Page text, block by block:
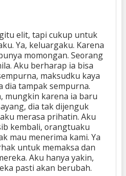
elit, tapi cukup untuk
Ya, keluargaku. Karena
momongan. Seorang
Aku berharap ia bisa
maksudku kaya
dia tampak sempurna.
mungkin karena ia baru
dia tak dijenguk
merasa prihatin. Aku
kembali, orangtuaku
mau menerima kami. Ya
untuk memaksa dan
Aku hanya yakin,
pasti akan berubah.